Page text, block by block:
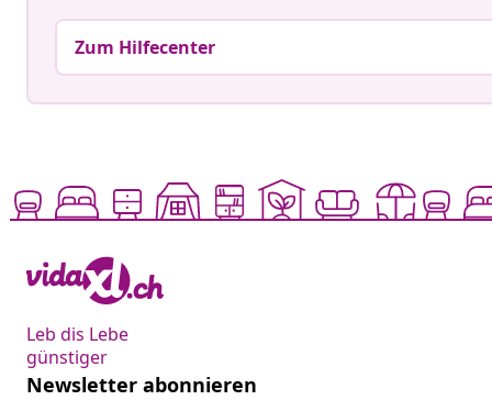
Zum Hilfecenter
Leb dis Lebe
günstiger
Newsletter abonnieren